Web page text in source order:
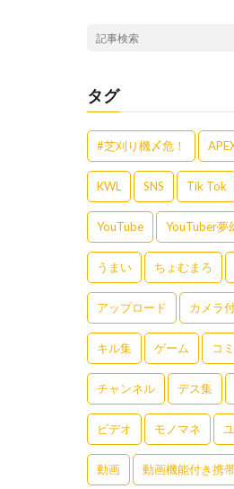
タグ
#芝刈り機〆危！
KWL SNS Tik Tok
YouTube YouTuber夢
うまい ちょむまろ
アップロード カメラ
キル集 ゲーム コ
チャンネル デス集
ビデオ モノマネ
動画 動画機能付き携